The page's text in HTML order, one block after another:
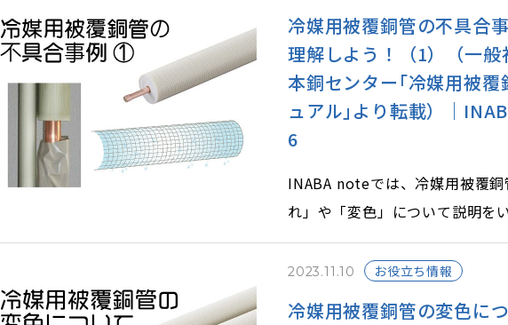
引き続き、その他の不具合事例
未然に予防する対策をしましょ
冷媒用被覆銅管の不具合
理解しよう！（1）（一般
本銅センター｢冷媒用被覆
ュアル｣より転載）｜
6
INABA noteでは、冷媒用被覆
れ」や「変色」について説明を
今回はその他に発生する不具合
す。未然に予防する対策をしまし
2023.11.10 お役立ち情報
冷媒用被覆銅管の変色に